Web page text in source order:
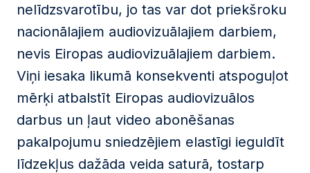
nelīdzsvarotību, jo tas var dot priekšroku
nacionālajiem audiovizuālajiem darbiem,
nevis Eiropas audiovizuālajiem darbiem.
Viņi iesaka likumā konsekventi atspoguļot
mērķi atbalstīt Eiropas audiovizuālos
darbus un ļaut video abonēšanas
pakalpojumu sniedzējiem elastīgi ieguldīt
līdzekļus dažāda veida saturā, tostarp